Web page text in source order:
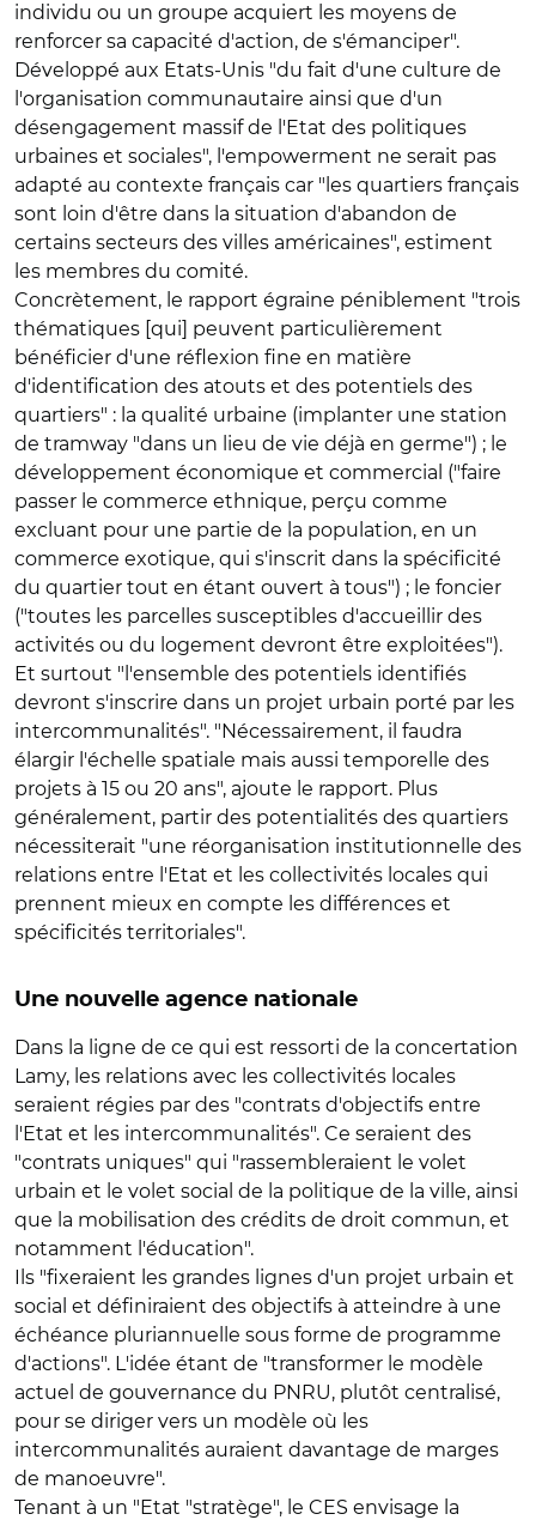
individu ou un groupe acquiert les moyens de
renforcer sa capacité d'action, de s'émanciper".
Développé aux Etats-Unis "du fait d'une culture de
l'organisation communautaire ainsi que d'un
désengagement massif de l'Etat des politiques
urbaines et sociales", l'empowerment ne serait pas
adapté au contexte français car "les quartiers français
sont loin d'être dans la situation d'abandon de
certains secteurs des villes américaines", estiment
les membres du comité.
Concrètement, le rapport égraine péniblement "trois
thématiques [qui] peuvent particulièrement
bénéficier d'une réflexion fine en matière
d'identification des atouts et des potentiels des
quartiers" : la qualité urbaine (implanter une station
de tramway "dans un lieu de vie déjà en germe") ; le
développement économique et commercial ("faire
passer le commerce ethnique, perçu comme
excluant pour une partie de la population, en un
commerce exotique, qui s'inscrit dans la spécificité
du quartier tout en étant ouvert à tous") ; le foncier
("toutes les parcelles susceptibles d'accueillir des
activités ou du logement devront être exploitées").
Et surtout "l'ensemble des potentiels identifiés
devront s'inscrire dans un projet urbain porté par les
intercommunalités". "Nécessairement, il faudra
élargir l'échelle spatiale mais aussi temporelle des
projets à 15 ou 20 ans", ajoute le rapport. Plus
généralement, partir des potentialités des quartiers
nécessiterait "une réorganisation institutionnelle des
relations entre l'Etat et les collectivités locales qui
prennent mieux en compte les différences et
spécificités territoriales".
Une nouvelle agence nationale
Dans la ligne de ce qui est ressorti de la concertation
Lamy, les relations avec les collectivités locales
seraient régies par des "contrats d'objectifs entre
l'Etat et les intercommunalités". Ce seraient des
"contrats uniques" qui "rassembleraient le volet
urbain et le volet social de la politique de la ville, ainsi
que la mobilisation des crédits de droit commun, et
notamment l'éducation".
Ils "fixeraient les grandes lignes d'un projet urbain et
social et définiraient des objectifs à atteindre à une
échéance pluriannuelle sous forme de programme
d'actions". L'idée étant de "transformer le modèle
actuel de gouvernance du PNRU, plutôt centralisé,
pour se diriger vers un modèle où les
intercommunalités auraient davantage de marges
de manoeuvre".
Tenant à un "Etat "stratège", le CES envisage la